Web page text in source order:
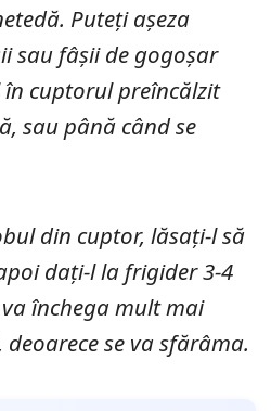
Puteți așeza
sau fâșii de gogoșar
cuptorul preîncălzit
sau până când se
din cuptor, lăsați-l să
dați-l la frigider 3-4
închega mult mai
se va sfărâma.